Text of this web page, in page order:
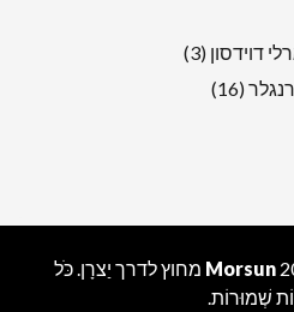
דוידסון 3
3
16
16
Morsun מחוץ לדרך יַצרָן. כֹּל
שְׁמוּרוֹת.